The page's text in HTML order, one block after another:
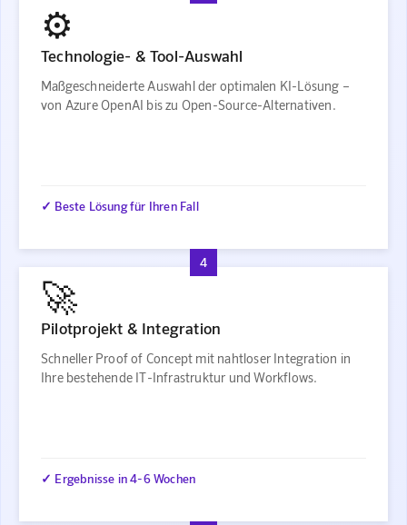
⚙️
Technologie- & Tool-Auswahl
Maßgeschneiderte Auswahl der optimalen KI-Lösung –
von Azure OpenAI bis zu Open-Source-Alternativen.
✓ Beste Lösung für Ihren Fall
4
🚀
Pilotprojekt & Integration
Schneller Proof of Concept mit nahtloser Integration in
Ihre bestehende IT-Infrastruktur und Workflows.
✓ Ergebnisse in 4-6 Wochen